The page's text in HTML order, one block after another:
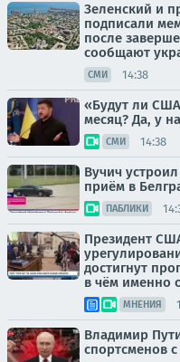
Зеленский и
подписали
после
сообщают
СМИ 14:38
«Будут ли
месяц? Да, у
СМИ 14:38
Вучич
приём в
ПАБЛИКИ
Президент
достигнут
в чём именно
МНЕНИЯ
Владимир
спортсменов